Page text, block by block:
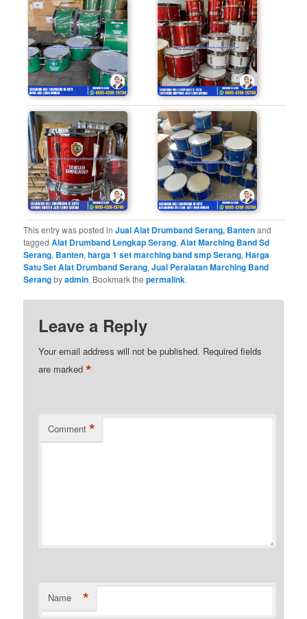
This entry was posted inJual Alat Drumband Serang, Bantenand
taggedAlat Drumband Lengkap Serang,Alat Marching Band Sd
Serang, Banten,harga 1 set marching band smp Serang,Harga
Satu Set Alat Drumband Serang,Jual Peralatan Marching Band
Serangbyadmin. Bookmark thepermalink.
Leave a Reply
Your email address will not be published. Required fields
are marked*
Comment *
Name *